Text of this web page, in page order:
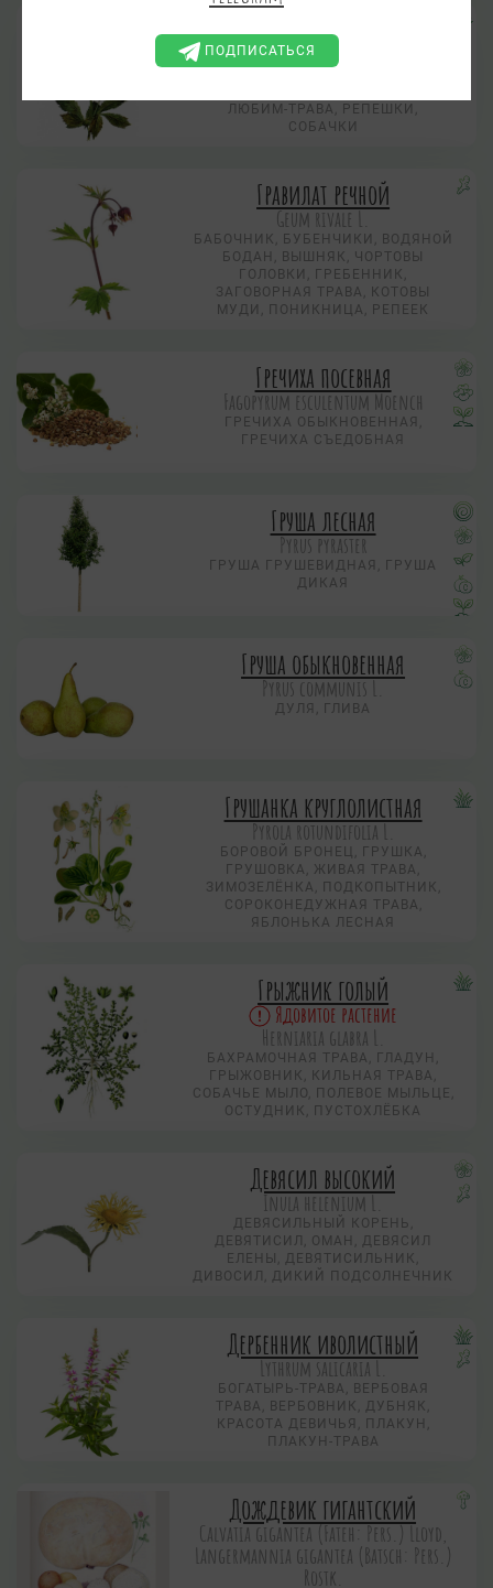
Гравилат городской
Geum urbanum L.
ЛЮБИМ-ТРАВА, РЕПЕШКИ,
СОБАЧКИ
Гравилат речной
Geum rivale L.
БАБОЧНИК, БУБЕНЧИКИ, ВОДЯНОЙ
БОДАН, ВЫШНЯК, ЧОРТОВЫ
ГОЛОВКИ, ГРЕБЕННИК,
ЗАГОВОРНАЯ ТРАВА, КОТОВЫ
МУДИ, ПОНИКНИЦА, РЕПЕЕК
Гречиха посевная
Fagopyrum esculentum Moench
ГРЕЧИХА ОБЫКНОВЕННАЯ,
ГРЕЧИХА СЪЕДОБНАЯ
Груша лесная
Pyrus pyraster
ГРУША ГРУШЕВИДНАЯ, ГРУША
ДИКАЯ
Груша обыкновенная
Pyrus communis L.
ДУЛЯ, ГЛИВА
Грушанка круглолистная
Pyrola rotundifolia L.
БОРОВОЙ БРОНЕЦ, ГРУШКА,
ГРУШОВКА, ЖИВАЯ ТРАВА,
ЗИМОЗЕЛЁНКА, ПОДКОПЫТНИК,
СОРОКОНЕДУЖНАЯ ТРАВА,
ЯБЛОНЬКА ЛЕСНАЯ
Грыжник голый
Ядовитое растение
Herniaria glabra L.
БАХРАМОЧНАЯ ТРАВА, ГЛАДУН,
ГРЫЖОВНИК, КИЛЬНАЯ ТРАВА,
СОБАЧЬЕ МЫЛО, ПОЛЕВОЕ МЫЛЬЦЕ,
ОСТУДНИК, ПУСТОХЛЁБКА
Девясил высокий
Inula helenium L.
ДЕВЯСИЛЬНЫЙ КОРЕНЬ,
ДЕВЯТИСИЛ, ОМАН, ДЕВЯСИЛ
ЕЛЕНЫ, ДЕВЯТИСИЛЬНИК,
ДИВОСИЛ, ДИКИЙ ПОДСОЛНЕЧНИК
Дербенник иволистный
Lythrum salicaria L.
БОГАТЫРЬ-ТРАВА, ВЕРБОВАЯ
ТРАВА, ВЕРБОВНИК, ДУБНЯК,
КРАСОТА ДЕВИЧЬЯ, ПЛАКУН,
ПЛАКУН-ТРАВА
Дождевик гигантский
Calvatia gigantea (Fateh: Pers.) Lloyd,
Langermannia gigantea (Batsch: Pers.)
Rostk.
ПОДПИСАТЬСЯ